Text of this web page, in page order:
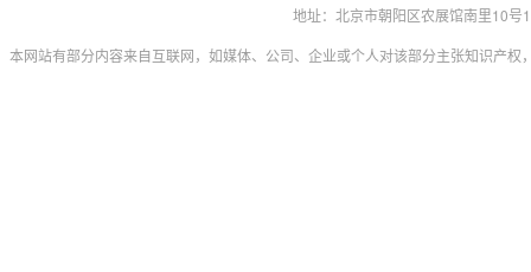
地址：北京市朝阳区农展馆南里10
本网站有部分内容来自互联网，如媒体、公司、企业或个人对该部分主张知识产